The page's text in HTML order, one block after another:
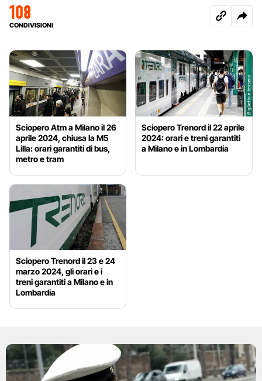
108
CONDIVISIONI
Sciopero Atm a Milano il 26
aprile 2024, chiusa la M5
Lilla: orari garantiti di bus,
metro e tram
Sciopero Trenord il 22 aprile
2024: orari e treni garantiti
a Milano e in Lombardia
Sciopero Trenord il 23 e 24
marzo 2024, gli orari e i
treni garantiti a Milano e in
Lombardia